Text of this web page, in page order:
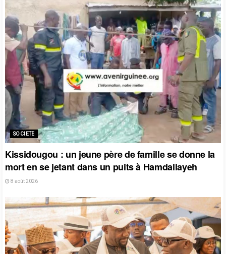
SOCIETE
Kissidougou : un jeune père de famille se donne la
mort en se jetant dans un puits à Hamdallayeh
8 août 2026